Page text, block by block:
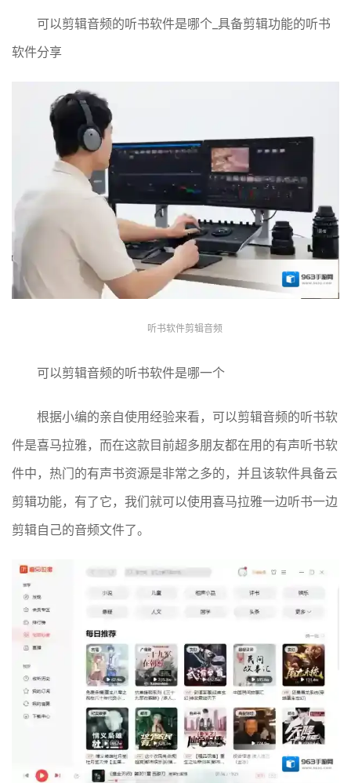
可以剪辑音频的听书软件是哪个_具备剪辑功能的听书
软件分享
听书软件剪辑音频
可以剪辑音频的听书软件是哪一个
根据小编的亲自使用经验来看，可以剪辑音频的听书软
件是喜马拉雅，而在这款目前超多朋友都在用的有声听书软
件中，热门的有声书资源是非常之多的，并且该软件具备云
剪辑功能，有了它，我们就可以使用喜马拉雅一边听书一边
剪辑自己的音频文件了。